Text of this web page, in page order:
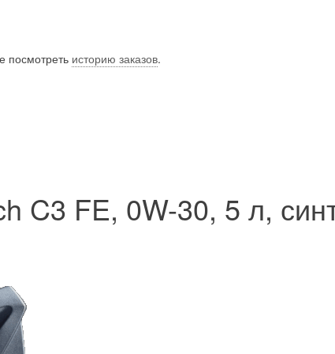
посмотреть историю заказов.
C3 FE, 0W-30, 5 л,